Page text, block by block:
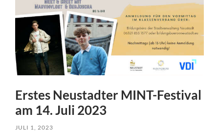
Erstes Neustadter MINT-Festival
am 14. Juli 2023
JULI 1, 2023